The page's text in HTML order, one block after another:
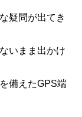
疑問が出てき
いまま出かけ
備えたGPS端